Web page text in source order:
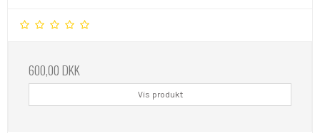
600,00 DKK
Vis produkt